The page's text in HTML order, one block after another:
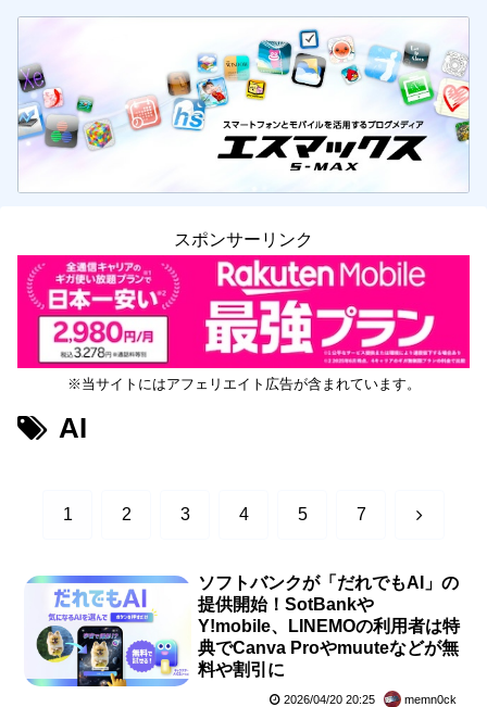
スポンサーリンク
※当サイトにはアフェリエイト広告が含まれています。
AI
1 2 3 4 5 7 次
ソフトバンクが「だれでもAI」の
提供開始！SotBankや
Y!mobile、LINEMOの利用者は特
典でCanva Proやmuuteなどが無
料や割引に
2026/04/20 20:25 memn0ck